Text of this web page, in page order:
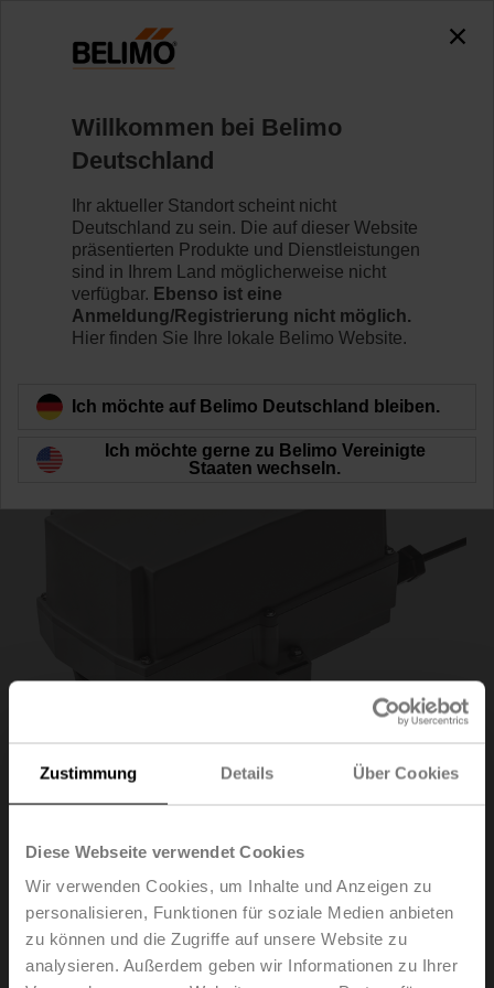
Zustimmung Details Über Cookies
Diese Webseite verwendet Cookies
Wir verwenden Cookies, um Inhalte und Anzeigen zu
personalisieren, Funktionen für soziale Medien anbieten
zu können und die Zugriffe auf unsere Website zu
analysieren. Außerdem geben wir Informationen zu Ihrer
SR230P-5
Mehr erfahren
Zurück zur Produktkategorie
SR230P-5
Drehantrieb (RobustLine), 20 Nm, AC 100...240 V,
Auf/Zu, 3-Punkt, 90 s, IP66/67, F05
Willkommen bei Belimo
Deutschland
Ihr aktueller Standort scheint nicht
Deutschland zu sein. Die auf dieser Website
präsentierten Produkte und Dienstleistungen
sind in Ihrem Land möglicherweise nicht
verfügbar. Ebenso ist eine
Anmeldung/Registrierung nicht möglich.
Hier finden Sie Ihre lokale Belimo Website.
Ich möchte auf Belimo Deutschland bleiben.
Ich möchte gerne zu Belimo Vereinigte
Staaten wechseln.